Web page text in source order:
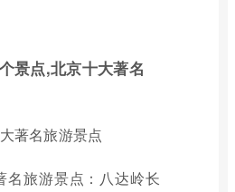
景点,北京十大著名
著名旅游景点
名旅游景点：八达岭长